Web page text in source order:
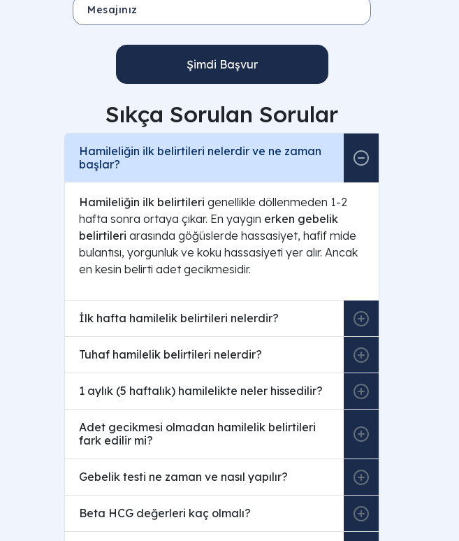
Şimdi Başvur
Sıkça Sorulan Sorular
Hamileliğin ilk belirtileri nelerdir ve ne zaman
başlar?
Hamileliğin ilk belirtileri genellikle döllenmeden 1-2
hafta sonra ortaya çıkar. En yaygın erken gebelik
belirtileri arasında göğüslerde hassasiyet, hafif mide
bulantısı, yorgunluk ve koku hassasiyeti yer alır. Ancak
en kesin belirti adet gecikmesidir.
İlk hafta hamilelik belirtileri nelerdir?
Tuhaf hamilelik belirtileri nelerdir?
1 aylık (5 haftalık) hamilelikte neler hissedilir?
Adet gecikmesi olmadan hamilelik belirtileri
fark edilir mi?
Gebelik testi ne zaman ve nasıl yapılır?
Beta HCG değerleri kaç olmalı?